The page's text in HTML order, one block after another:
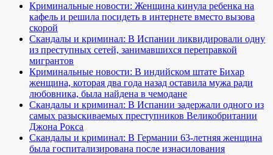
Криминальные новости: Женщина кинула ребенка на
кафель и решила посидеть в интернете вместо вызова
скорой
Скандалы и криминал: В Испании ликвидировали одну
из преступных сетей, занимавшихся переправкой
мигрантов
Криминальные новости: В индийском штате Бихар
женщина, которая два года назад оставила мужа ради
любовника, была найдена в чемодане
Скандалы и криминал: В Испании задержали одного из
самых разыскиваемых преступников Великобритании
Джона Рокса
Скандалы и криминал: В Германии 63-летняя женщина
была госпитализирована после изнасилования